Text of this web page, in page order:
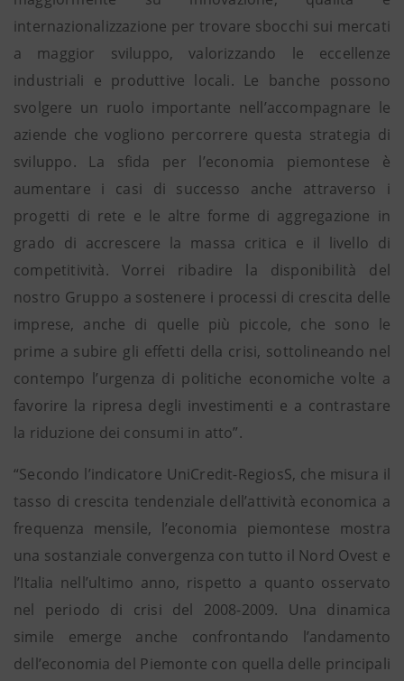
internazionalizzazione per trovare sbocchi sui mercati
a maggior sviluppo, valorizzando le eccellenze
industriali e produttive locali. Le banche possono
svolgere un ruolo importante nell’accompagnare le
aziende che vogliono percorrere questa strategia di
sviluppo. La sfida per l’economia piemontese è
aumentare i casi di successo anche attraverso i
progetti di rete e le altre forme di aggregazione in
grado di accrescere la massa critica e il livello di
competitività. Vorrei ribadire la disponibilità del
nostro Gruppo a sostenere i processi di crescita delle
imprese, anche di quelle più piccole, che sono le
prime a subire gli effetti della crisi, sottolineando nel
contempo l’urgenza di politiche economiche volte a
favorire la ripresa degli investimenti e a contrastare
la riduzione dei consumi in atto”.
“Secondo l’indicatore UniCredit-RegiosS, che misura il
tasso di crescita tendenziale dell’attività economica a
frequenza mensile, l’economia piemontese mostra
una sostanziale convergenza con tutto il Nord Ovest e
l’Italia nell’ultimo anno, rispetto a quanto osservato
nel periodo di crisi del 2008-2009. Una dinamica
simile emerge anche confrontando l’andamento
dell’economia del Piemonte con quella delle principali